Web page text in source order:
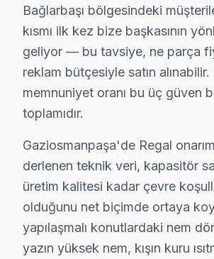
Gaziosmanpaşa Regal TV Ekran
Gaziosmanpaşa'da Regal
• Gaziosmanpaşa'de 25+
• Gaziosmanpaşa'de sadece
• Termal kamera ve osiloskop
Sık karşılaştığımız şey şu:,
Gaziosmanpaşa'de Regal
Gaziosmanpaşa, yaklaşık
Regal TV'lerde Sık Görülen
Gaziosmanpaşa'de Regal Smart
Bağlarbaşı bölgesindeki
kısmı ilk kez bize başkasının
geliyor — bu tavsiye, ne parça
reklam bütçesiyle satın
memnuniyet oranı bu üç güven
toplamıdır.
Gaziosmanpaşa'de Regal
derlenen teknik veri, kapasitör
üretim kalitesi kadar çevre
olduğunu net biçimde ortaya
yapılaşmalı konutlardaki nem
yazın yüksek nem, kışın kuru